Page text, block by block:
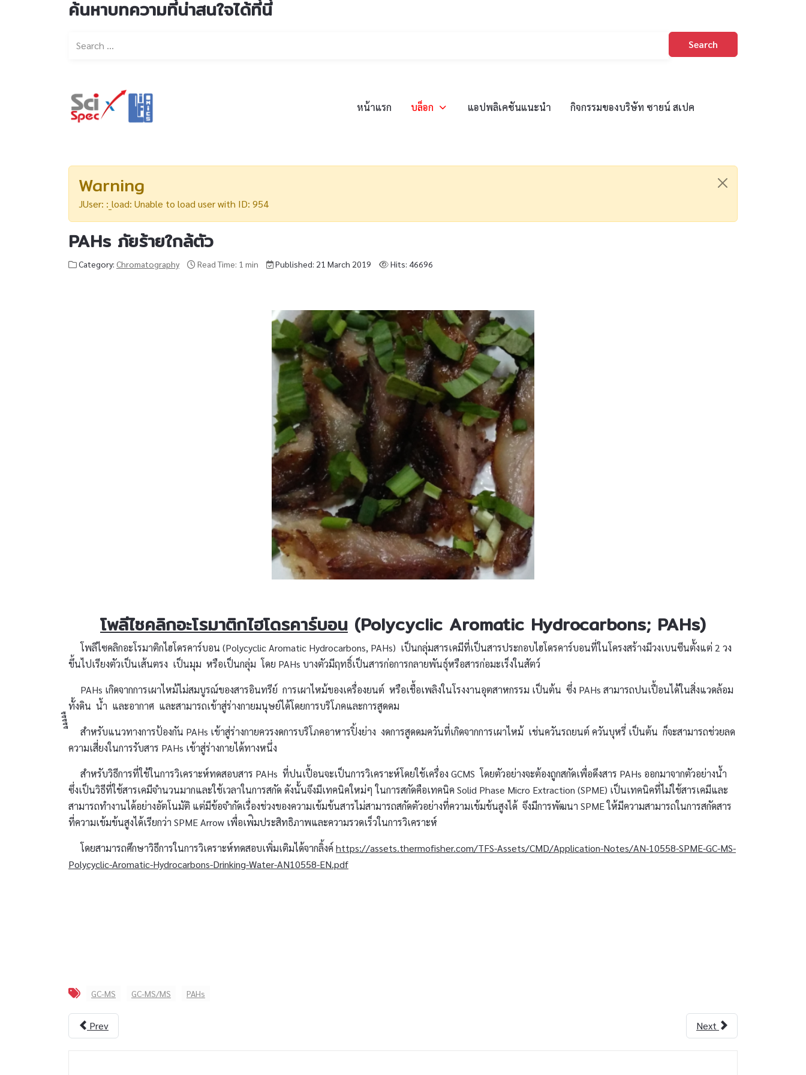
ค้นหาบทความที่น่าสนใจได้ที่นี่
Search
หน้าแรก บล็อก แอปพลิเคชันแนะนำ กิจกรรมของบริษัท ซายน์ สเปค
Warning
JUser: :_load: Unable to load user with ID: 954
PAHs ภัยร้ายใกล้ตัว
Category: Chromatography Read Time: 1 min Published: 21 March 2019 Hits: 46696
โพลีไซคลิกอะโรมาติกไฮโดรคาร์บอน (Polycyclic Aromatic Hydrocarbons; PAHs)
โพลีไซคลิกอะโรมาติกไฮโดรคาร์บอน (Polycyclic Aromatic Hydrocarbons, PAHs) เป็นกลุ่มสารเคมีที่เป็นสารประกอบไฮโดรคาร์บอนที่ในโครงสร้างมีวงเบนซีนตั้งแต่ 2 วง
ขึ้นไปเรียงตัวเป็นเส้นตรง เป็นมุม หรือเป็นกลุ่ม โดย PAHs บางตัวมีฤทธิ์เป็นสารก่อการกลายพันธ์ุหรือสารก่อมะเร็งในสัตว์
PAHs เกิดจากการเผาไหม้ไม่สมบูรณ์ของสารอินทรีย์ การเผาไหม้ของเครื่องยนต์ หรือเชื้อเพลิงในโรงงานอุตสาหกรรม เป็นต้น ซึ่ง PAHs สามารถปนเปื้อนได้ในสิ่งแวดล้อม
ทั้งดิน น้ำ และอากาศ และสามารถเข้าสู่ร่างกายมนุษย์ได้โดยการบริโภคและการสูดดม
ืืืืื สำหรับแนวทางการป้องกัน PAHs เข้าสู่ร่างกายควรงดการบริโภคอาหารปิ้งย่าง งดการสูดดมควันที่เกิดจากการเผาไหม้ เช่นควันรถยนต์ ควันบุหรี่ เป็นต้น ก็จะสามารถช่วยลด
ความเสี่ยงในการรับสาร PAHs เข้าสู่ร่างกายได้ทางหนึ่ง
สำหรับวิธีการที่ใช้ในการวิเคราะห์ทดสอบสาร PAHs ที่ปนเปื้อนจะเป็นการวิเคราะห์โดยใช้เครื่อง GCMS โดยตัวอย่างจะต้องถูกสกัดเพื่อดึงสาร PAHs ออกมาจากตัวอย่างน้ำ
ซึ่งเป็นวิธีที่ใช้สารเคมีจำนวนมากและใช้เวลาในการสกัด ดังนั้นจึงมีเทคนิคใหม่ๆ ในการสกัดคือเทคนิค Solid Phase Micro Extraction (SPME) เป็นเทคนิคที่ไม่ใช้สารเคมีและ
สามารถทำงานได้อย่างอัตโนมัติ แต่มีข้อจำกัดเรื่องช่วงของความเข้มข้นสารไม่สามารถสกัดตัวอย่างที่ความเข้มข้นสูงได้ จึงมีการพัฒนา SPME ให้มีความสามารถในการสกัดสาร
ที่ความเข้มข้นสูงได้เรียกว่า SPME Arrow เพื่อเพ่ิมประสิทธิภาพและความรวดเร็วในการวิเคราะห์
โดยสามารถศึกษาวิธีการในการวิเคราะห์ทดสอบเพิ่มเติมได้จากลิ้งค์ https://assets.thermofisher.com/TFS-Assets/CMD/Application-Notes/AN-10558-SPME-GC-MS-
Polycyclic-Aromatic-Hydrocarbons-Drinking-Water-AN10558-EN.pdf
GC-MS GC-MS/MS PAHs
Prev Next